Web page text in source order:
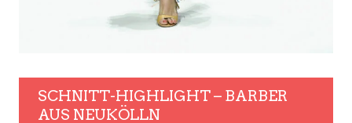
SCHNITT-HIGHLIGHT – BARBER
AUS NEUKÖLLN